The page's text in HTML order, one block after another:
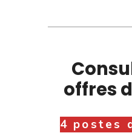
offres
4 postes